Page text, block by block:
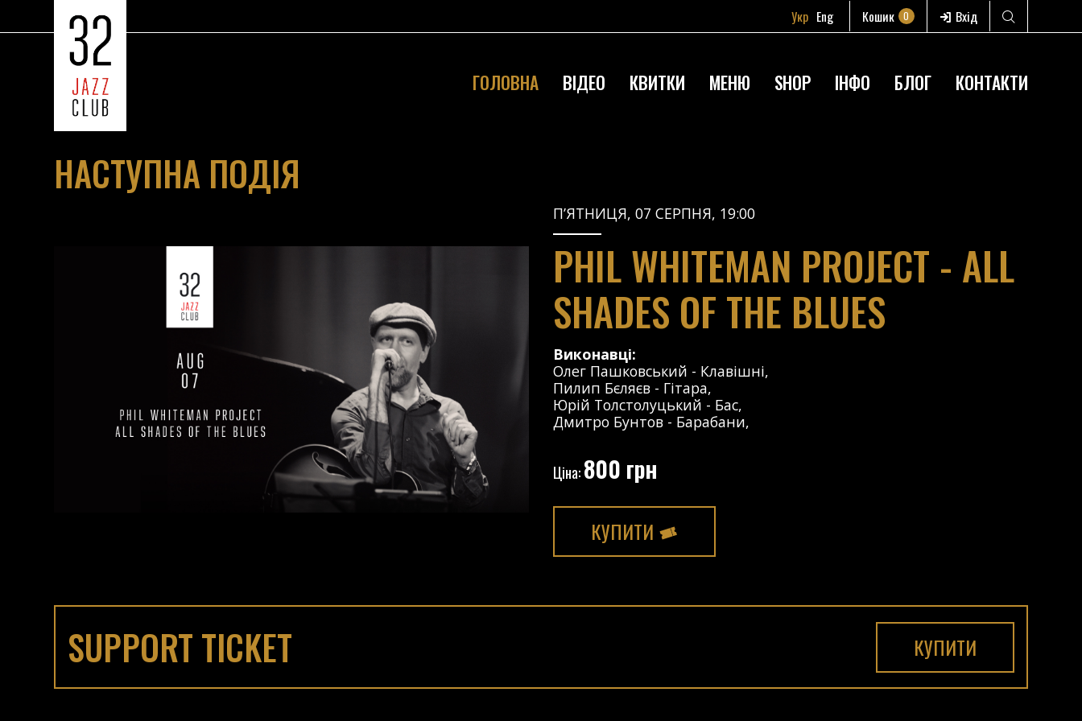
Укр Eng Кошик 0 Вхід
ГОЛОВНА ВІДЕО КВИТКИ МЕНЮ SHOP ІНФО БЛОГ КОНТАКТИ
НАСТУПНА ПОДІЯ
П’ЯТНИЦЯ, 07 СЕРПНЯ, 19:00
PHIL WHITEMAN PROJECT - ALL
SHADES OF THE BLUES
Виконавці:
Олег Пашковський - Клавішні,
Пилип Бєляєв - Гітара,
Юрій Толстолуцький - Бас,
Дмитро Бунтов - Барабани,
Ціна:800 грн
КУПИТИ
SUPPORT TICKET КУПИТИ